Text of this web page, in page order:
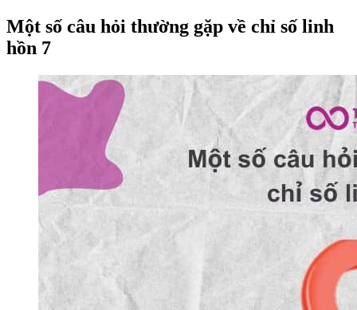
Một số câu hỏi thường gặp về chỉ số linh
hồn 7